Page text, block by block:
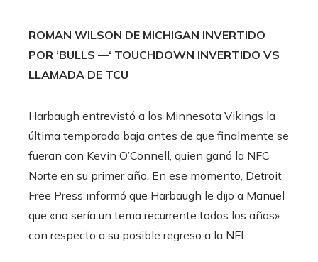
ROMAN WILSON DE MICHIGAN INVERTIDO
POR ‘BULLS —‘ TOUCHDOWN INVERTIDO VS
LLAMADA DE TCU
Harbaugh entrevistó a los Minnesota Vikings la
última temporada baja antes de que finalmente se
fueran con Kevin O’Connell, quien ganó la NFC
Norte en su primer año. En ese momento, Detroit
Free Press informó que Harbaugh le dijo a Manuel
que «no sería un tema recurrente todos los años»
con respecto a su posible regreso a la NFL.